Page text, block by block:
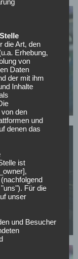
das
feiert späten
hält
dem
die Art, den
Erhebung,
von
Daten
der mit ihm
Inhalte
den
und
denen das
ist
Für die
unser
und Besucher